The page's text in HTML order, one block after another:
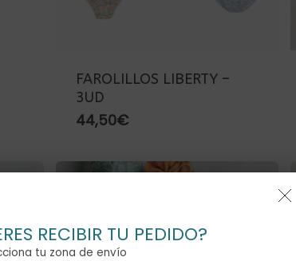
NO HAY
FAROLILLOS LIBERTY –
3UD
44,50€
RECIBIR TU PEDIDO?
tu zona de envío